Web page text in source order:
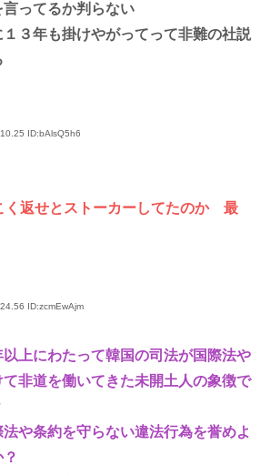
ってるか判らない
３年も掛けやがってって非難の社説
ID:bAlsQ5h6
く返せとストーカーしてたのか 最
ID:zcmEwAjm
以上にわたって韓国の司法が国際法や
非道を働いてきた未開土人の象徴で
や条約を守らない違法行為を誉めよ